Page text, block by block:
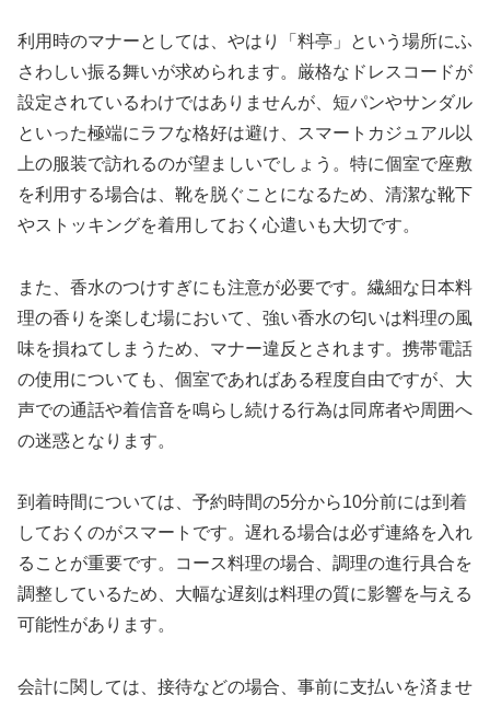
利用時のマナーとしては、やはり「料亭」という場所にふ
さわしい振る舞いが求められます。厳格なドレスコードが
設定されているわけではありませんが、短パンやサンダル
といった極端にラフな格好は避け、スマートカジュアル以
上の服装で訪れるのが望ましいでしょう。特に個室で座敷
を利用する場合は、靴を脱ぐことになるため、清潔な靴下
やストッキングを着用しておく心遣いも大切です。
また、香水のつけすぎにも注意が必要です。繊細な日本料
理の香りを楽しむ場において、強い香水の匂いは料理の風
味を損ねてしまうため、マナー違反とされます。携帯電話
の使用についても、個室であればある程度自由ですが、大
声での通話や着信音を鳴らし続ける行為は同席者や周囲へ
の迷惑となります。
到着時間については、予約時間の5分から10分前には到着
しておくのがスマートです。遅れる場合は必ず連絡を入れ
ることが重要です。コース料理の場合、調理の進行具合を
調整しているため、大幅な遅刻は料理の質に影響を与える
可能性があります。
会計に関しては、接待などの場合、事前に支払いを済ませ